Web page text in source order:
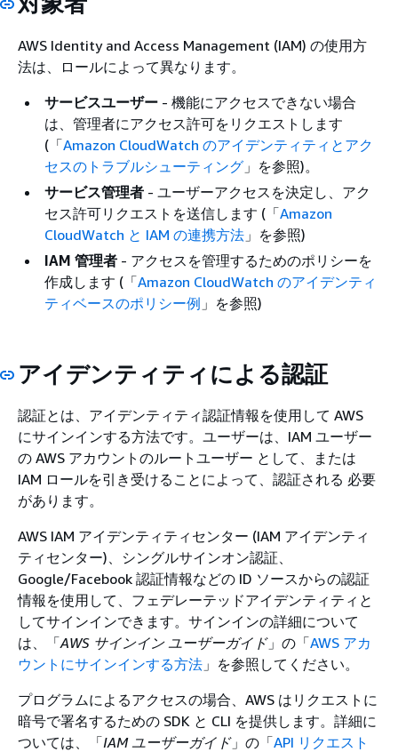
AWS Identity and Access Management (IAM) の使用方
法は、ロールによって異なります。
サービスユーザー - 機能にアクセスできない場合
は、管理者にアクセス許可をリクエストします
(「Amazon CloudWatch のアイデンティティとアク
セスのトラブルシューティング 」を参照)。
サービス管理者 - ユーザーアクセスを決定し、アク
セス許可リクエストを送信します (「Amazon
CloudWatch と IAM の連携方法 」を参照)
IAM 管理者 - アクセスを管理するためのポリシーを
作成します (「Amazon CloudWatch のアイデンティ
ティベースのポリシー例 」を参照)
アイデンティティによる認証
認証とは、アイデンティティ認証情報を使用して AWS
にサインインする方法です。ユーザーは、IAM ユーザー
の AWS アカウントのルートユーザー として、または
IAM ロールを引き受けることによって、認証される 必要
があります。
AWS IAM アイデンティティセンター (IAM アイデンティ
ティセンター)、シングルサインオン認証、
Google/Facebook 認証情報などの ID ソースからの認証
情報を使用して、フェデレーテッドアイデンティティと
してサインインできます。サインインの詳細について
は、「AWS サインイン ユーザーガイド」の「AWS アカ
ウントにサインインする方法 」を参照してください。
プログラムによるアクセスの場合、AWS はリクエストに
暗号で署名するための SDK と CLI を提供します。詳細に
ついては、「IAM ユーザーガイド」の「API リクエスト